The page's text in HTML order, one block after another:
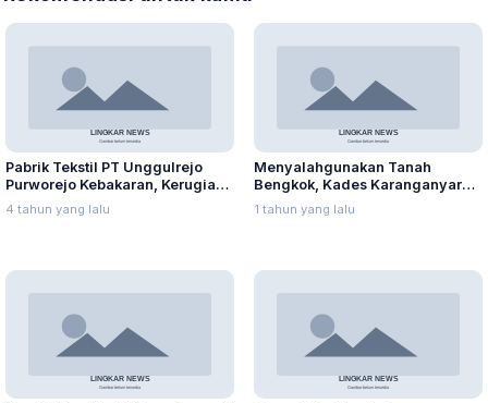
Pabrik Tekstil PT Unggulrejo
Purworejo Kebakaran, Kerugian
Capai Puluhan Juta Rupiah
4 tahun yang lalu
Menyalahgunakan Tanah
Bengkok, Kades Karanganyar
Ditangkap Kejari
1 tahun yang lalu